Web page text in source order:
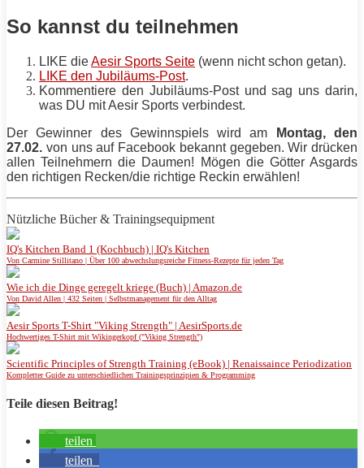
So kannst du teilnehmen
LIKE dieAesir Sports Seite (wenn nicht schon getan).
LIKE den Jubiläums-Post.
Kommentiere den Jubiläums-Post und sag uns darin,
was DU mitAesir Sports verbindest.
Der Gewinner des Gewinnspiels wird am
Montag, den
27.02. von uns auf Facebook bekannt gegeben. Wir drücken
allen Teilnehmern die Daumen! Mögen die Götter Asgards
den richtigen Recken/die richtige Reckin erwählen!
Nützliche Bücher & Trainingsequipment
IQ's Kitchen Band 1 (Kochbuch) | IQ's Kitchen
Von Carmine Stillitano | Über 100 abwechslungsreiche Fitness-Rezepte für jeden Tag
Wie ich die Dinge geregelt kriege (Buch) | Amazon.de
Von David Allen | 432 Seiten | Selbstmanagement für den Alltag
Aesir Sports T-Shirt "Viking Strength" | AesirSports.de
Hochwertiges T-Shirt mit Wikingerkopf ("Viking Strength")
Scientific Principles of Strength Training (eBook) | Renaissaince Periodization
Kompletter Guide zu unterschiedlichen Trainingsprinzipien & Programming
Teile diesen Beitrag!
teilen
teilen